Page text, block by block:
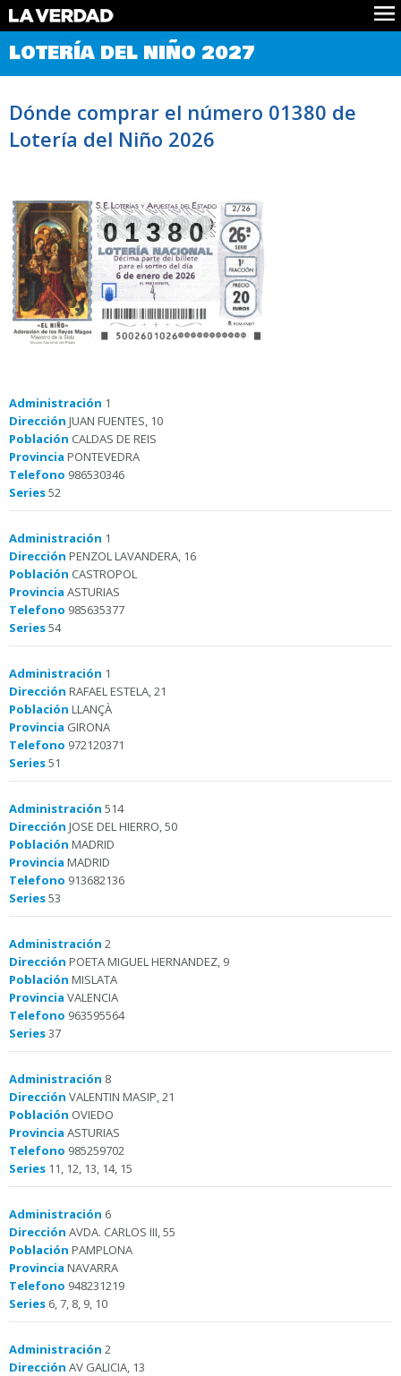
Comprobar Loteria del Niño
Premios
Noticias
Datos
LOTERÍA DEL NIÑO 2027
Dónde comprar el número 01380 de
Lotería del Niño 2026
01380
Administración 1
Dirección JUAN FUENTES, 10
Población CALDAS DE REIS
Provincia PONTEVEDRA
Telefono 986530346
Series52
Administración 1
Dirección PENZOL LAVANDERA, 16
Población CASTROPOL
Provincia ASTURIAS
Telefono 985635377
Series54
Administración 1
Dirección RAFAEL ESTELA, 21
Población LLANÇÀ
Provincia GIRONA
Telefono 972120371
Series51
Administración 514
Dirección JOSE DEL HIERRO, 50
Población MADRID
Provincia MADRID
Telefono 913682136
Series53
Administración 2
Dirección POETA MIGUEL HERNANDEZ, 9
Población MISLATA
Provincia VALENCIA
Telefono 963595564
Series37
Administración 8
Dirección VALENTIN MASIP, 21
Población OVIEDO
Provincia ASTURIAS
Telefono 985259702
Series 11, 12, 13, 14, 15
Administración 6
Dirección AVDA. CARLOS III, 55
Población PAMPLONA
Provincia NAVARRA
Telefono 948231219
Series 6, 7, 8, 9, 10
Administración 2
Dirección AV GALICIA, 13